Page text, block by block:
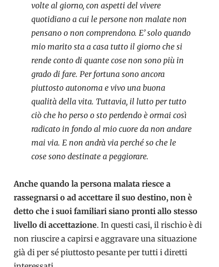
volte al giorno, con aspetti del vivere
quotidiano a cui le persone non malate non
pensano o non comprendono. E’ solo quando
mio marito sta a casa tutto il giorno che si
rende conto di quante cose non sono più in
grado di fare. Per fortuna sono ancora
piuttosto autonoma e vivo una buona
qualità della vita. Tuttavia, il lutto per tutto
ciò che ho perso o sto perdendo è ormai così
radicato in fondo al mio cuore da non andare
mai via. E non andrà via perché so che le
cose sono destinate a peggiorare.
Anche quando la persona malata riesce a
rassegnarsi o ad accettare il suo destino, non è
detto che i suoi familiari siano pronti allo stesso
livello di accettazione. In questi casi, il rischio è di
non riuscire a capirsi e aggravare una situazione
già di per sé piuttosto pesante per tutti i diretti